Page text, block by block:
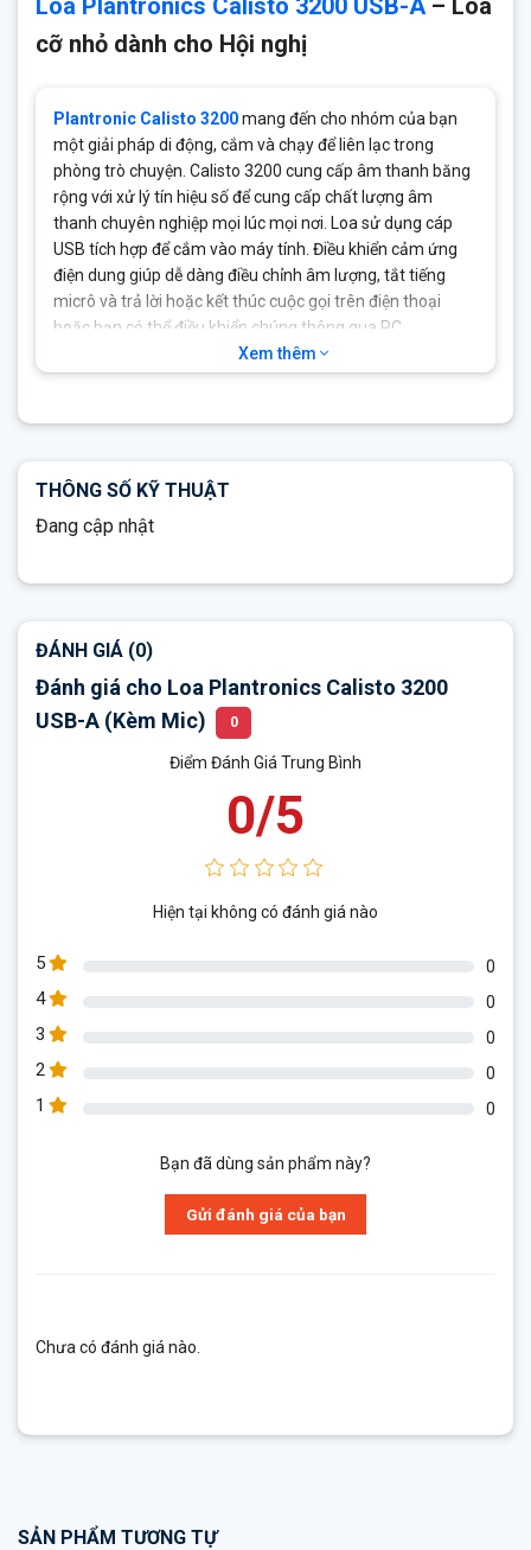
Đáp ứng tần số micrô PC băng thông rộng lên đến 6,8 kHz,
Khoảng cách đón giọng nói của micrô: Loa ngoài nhóm
đánh giá từ 1m đến 3m.
Điều khiển cuộc gọi: Trả lời / kết thúc cuộc gọi, tắt tiếng, tăng
và giảm âm lượng
Cảnh báo bằng giọng nói: Bật tắt tiếng, tắt tiếng, tắt tiếng,
âm lượng tối đa, âm lượng tối thiểu
Tắt tiếng động: Có
Loa Plantronics Calisto 3200 USB-A– Loa
cỡ nhỏ dành cho Hội nghị
Plantronic Calisto 3200mang đến cho nhóm của bạn
một giải pháp di động, cắm và chạy để liên lạc trong
phòng trò chuyện. Calisto 3200 cung cấp âm thanh băng
rộng với xử lý tín hiệu số để cung cấp chất lượng âm
thanh chuyên nghiệp mọi lúc mọi nơi. Loa sử dụng cáp
USB tích hợp để cắm vào máy tính. Điều khiển cảm ứng
điện dung giúp dễ dàng điều chỉnh âm lượng, tắt tiếng
micrô và trả lời hoặc kết thúc cuộc gọi trên điện thoại
hoặc bạn có thể điều khiển chúng thông qua PC.
HỘI NGHỊ VỚI BÍ MẬT BẤT CỨ MỌI NƠI
Bây giờ bạn có thể làm việc tại nhà hoặc một văn phòng
Calisto 3200 cung cấp chất lượng âm thanh đặc
rõ và đảm bảo người khác nghe thấy bạn ở đầu kia của
cuộc gọi. Hãy sẵn sàng để âm thanh tuyệt vời, bất kể nơi
Xem thêm
THÔNG SỐ KỸ THUẬT
Đang cập nhật
ĐÁNH GIÁ (0)
Đánh giá cho Loa Plantronics Calisto 3200
USB-A (Kèm Mic)
0
Điểm Đánh Giá Trung Bình
0/5
Hiện tại không có đánh giá nào
5 0
4 0
3 0
2 0
1 0
Bạn đã dùng sản phẩm này?
Gửi đánh giá của bạn
Chưa có đánh giá nào.
SẢN PHẨM TƯƠNG TỰ